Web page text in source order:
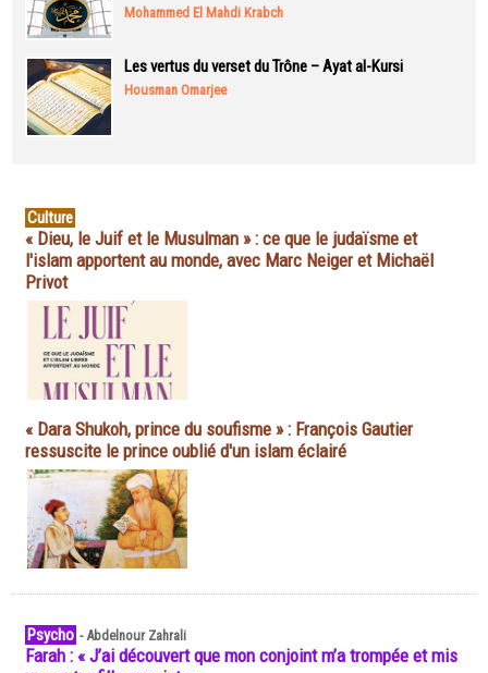
Mohammed El Mahdi Krabch
Les vertus du verset du Trône – Ayat al-Kursi
Housman Omarjee
Culture
« Dieu, le Juif et le Musulman » : ce que le judaïsme et
l'islam apportent au monde, avec Marc Neiger et Michaël
Privot
« Dara Shukoh, prince du soufisme » : François Gautier
ressuscite le prince oublié d'un islam éclairé
Psycho -Abdelnour Zahrali
Farah : « J’ai découvert que mon conjoint m’a trompée et mis